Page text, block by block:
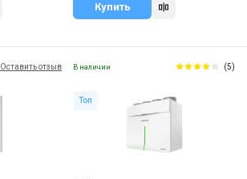
Купить
Оставить отзыв В наличии (5)
Топ